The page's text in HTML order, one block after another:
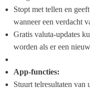
Stopt met tellen en
wanneer een verdacht
Gratis valuta-updates
worden als er een
App-functies:
Stuurt telresultaten van